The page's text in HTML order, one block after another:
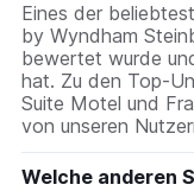
Eines der
by Wyndham
bewertet wurde
hat. Zu den Top-
Suite Motel und
von unseren
Welche anderen